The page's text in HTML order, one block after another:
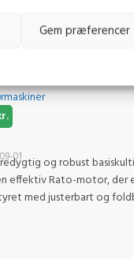
Gem præferencer
TF 225
og robust
effektiv Rato-motor, der
med justerbart og